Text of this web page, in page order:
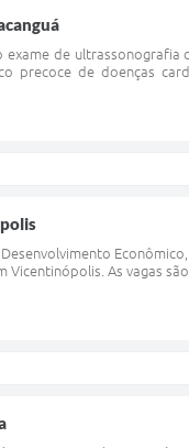
de ultrassonografia
precoce de doenças
As vagas são